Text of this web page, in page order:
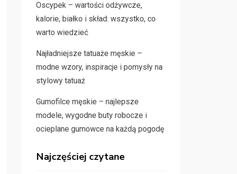
Oscypek – wartości odżywcze,
kalorie, białko i skład: wszystko, co
warto wiedzieć
Najładniejsze tatuaże męskie –
modne wzory, inspiracje i pomysły na
stylowy tatuaż
Gumofilce męskie – najlepsze
modele, wygodne buty robocze i
ocieplane gumowce na każdą pogodę
Najczęściej czytane